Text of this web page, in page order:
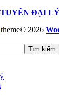
ĐẠI
theme© 2026
Tìm kiếm